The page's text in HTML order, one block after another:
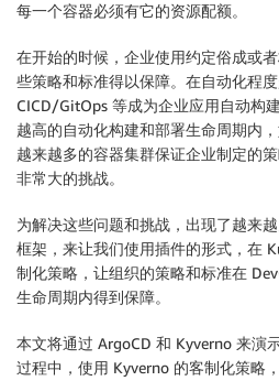
每一个容器必须有它的资源配额。
在开始的时候，企业使用约定俗成或
些策略和标准得以保障。在自动化程
CICD/GitOps 等成为企业应用自动构
越高的自动化构建和部署生命周期内
越来越多的容器集群保证企业制定的
非常大的挑战。
为解决这些问题和挑战，出现了越来
框架，来让我们使用插件的形式，在
制化策略，让组织的策略和标准在
生命周期内得到保障。
本文将通过 ArgoCD 和 Kyverno 来演
过程中，使用 Kyverno 的客制化策略